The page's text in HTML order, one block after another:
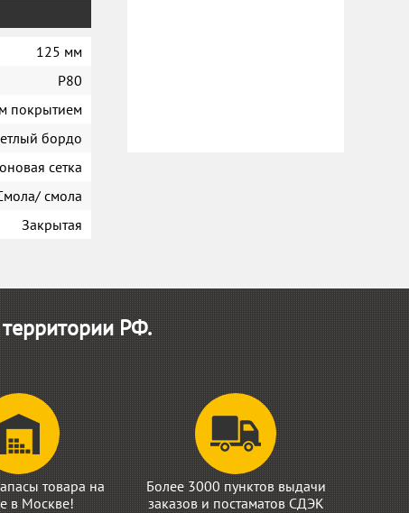
125 мм
P80
покрытием
бордо
сетка
смола
Закрытая
РФ.
товара на
в Москве!
Более 3000 пунктов выдачи
заказов и постаматов СДЭК